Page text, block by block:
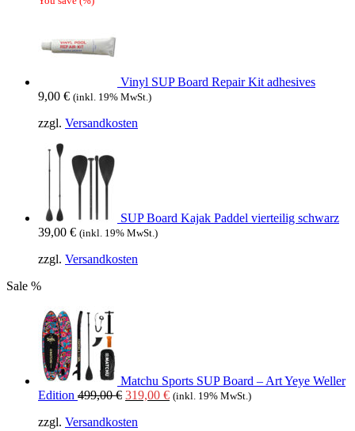
Vinyl SUP Board Repair Kit adhesives
9,00 € (inkl. 19% MwSt.)
zzgl. Versandkosten
SUP Board Kajak Paddel vierteilig schwarz
39,00 € (inkl. 19% MwSt.)
zzgl. Versandkosten
Sale %
Matchu Sports SUP Board – Art Yeye Weller
Edition 499,00€ Ursprünglicher
war:
319,00 €Aktueller
(inkl. 19% MwSt.)
zzgl. Versandkosten